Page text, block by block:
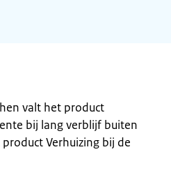
valt het product
bij lang verblijf buiten
Verhuizing bij de